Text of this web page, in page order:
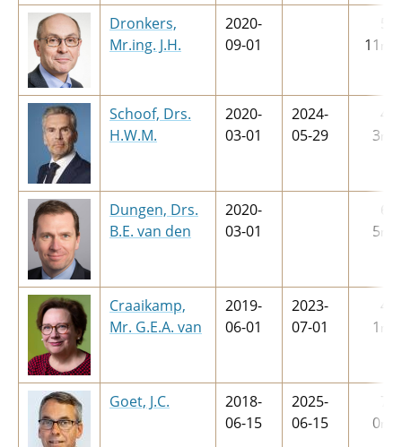
Dronkers,
Mr.ing. J.H.
2020-
09-01
11 m
Schoof, Drs.
H.W.M.
2020-
03-01
2024-
05-29
4
3m
Dungen, Drs.
B.E. van den
2020-
03-01
6
5m
Craaikamp,
Mr. G.E.A. van
2019-
06-01
2023-
07-01
4
1 m
Goet, J.C.
2018-
06-15
2025-
06-15
7
0m